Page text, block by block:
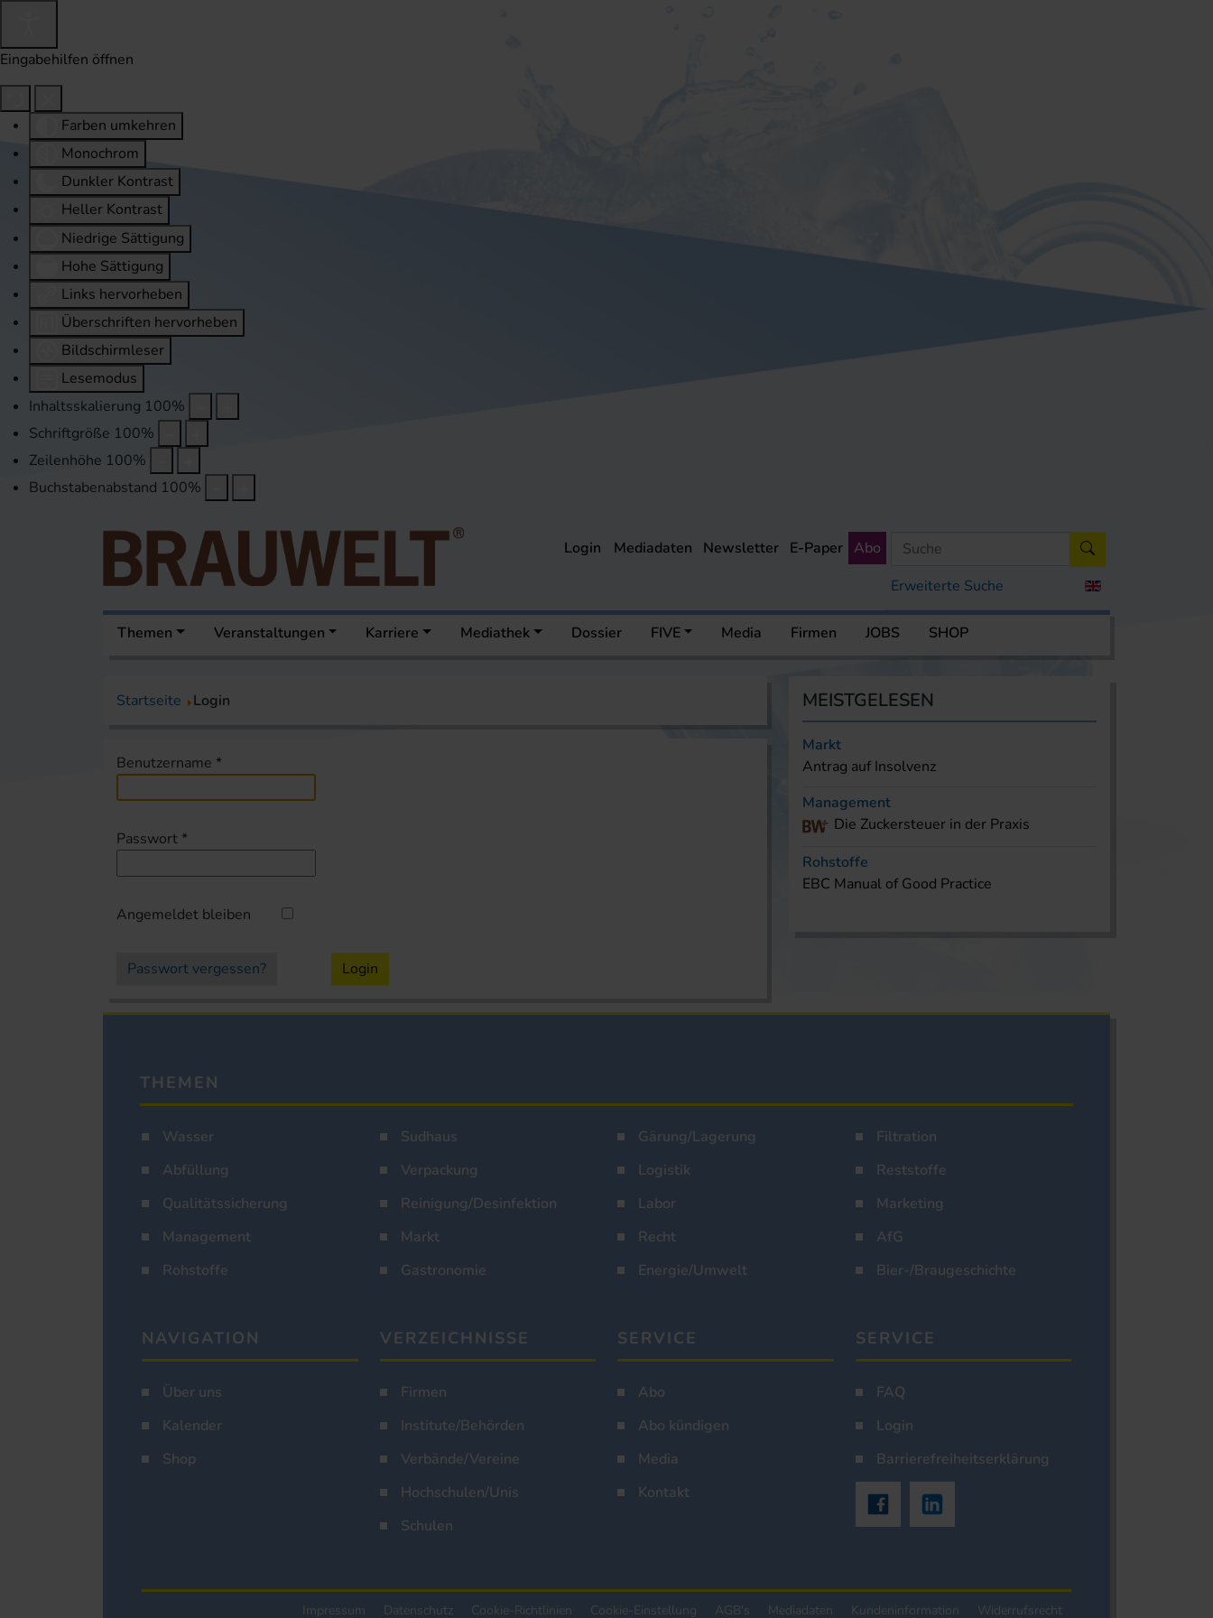
Eingabehilfen öffnen
Farben umkehren
Monochrom
Dunkler Kontrast
Heller Kontrast
Niedrige Sättigung
Hohe Sättigung
Links hervorheben
Überschriften hervorheben
Bildschirmleser
Lesemodus
Inhaltsskalierung 100%
Schriftgröße 100%
Zeilenhöhe 100%
Buchstabenabstand 100%
Erweiterte Suche
Login Mediadaten Newsletter E-Paper Abo
Themen Veranstaltungen Karriere Mediathek Dossier FIVE Media Firmen JOBS SHOP
Startseite Login
Benutzername *
Passwort *
Angemeldet bleiben
Passwort vergessen? Login
MEISTGELESEN
Markt
Antrag auf Insolvenz
Management
Die Zuckersteuer in der Praxis
Rohstoffe
EBC Manual of Good Practice
THEMEN
Wasser Sudhaus Gärung/Lagerung
Filtration
Abfüllung
Verpackung Logistik
Reststoffe
Qualitätssicherung
Reinigung/Desinfektion Labor
Marketing
Management
Markt Recht
AfG
Rohstoffe
Gastronomie Energie/Umwelt Bier-/Braugeschichte
NAVIGATION
Über uns
Kalender
Shop
VERZEICHNISSE
Firmen
Institute/Behörden
Verbände/Vereine
Hochschulen/Unis
Schulen
SERVICE
Abo
Abo kündigen
Media
Kontakt
SERVICE
FAQ
Login
Barrierefreiheitserklärung
Impressum Datenschutz Cookie-Richtlinien Cookie-Einstellung AGB's Mediadaten Kundeninformation Widerrufsrecht